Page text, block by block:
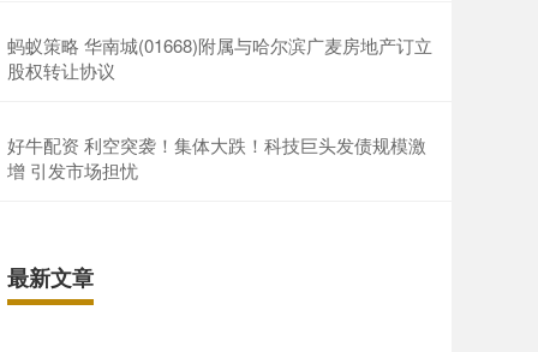
蚂蚁策略 华南城(01668)附属与哈尔滨广麦房地产订立
股权转让协议
好牛配资 利空突袭！集体大跌！科技巨头发债规模激
增 引发市场担忧
最新文章